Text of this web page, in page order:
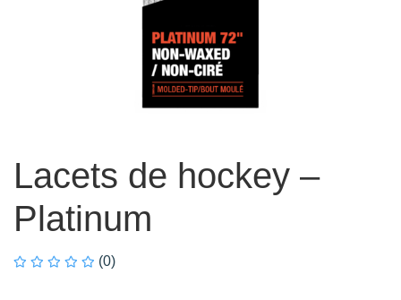
Lacets de hockey –
Platinum
(0)